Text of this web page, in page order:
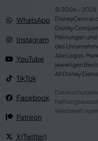
WhatsApp
Instagram
YouTube
TikTok
Facebook
Patreon
X (Twitter)
© 2006 – 2026
Disney
Meinungen
des
Alle Logos,
jeweiligen
All Disney
Werbeanfragen